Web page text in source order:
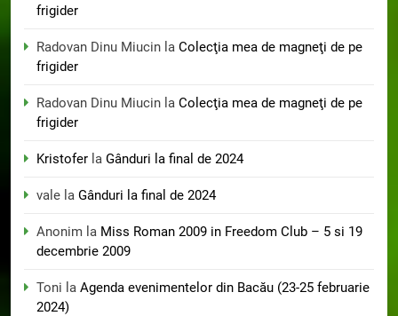
frigider
Radovan Dinu Miucin la Colecţia mea de magneţi de pe
frigider
Radovan Dinu Miucin la Colecţia mea de magneţi de pe
frigider
Kristofer la Gânduri la final de 2024
vale la Gânduri la final de 2024
Anonim la Miss Roman 2009 in Freedom Club – 5 si 19
decembrie 2009
Toni la Agenda evenimentelor din Bacău (23-25 februarie
2024)